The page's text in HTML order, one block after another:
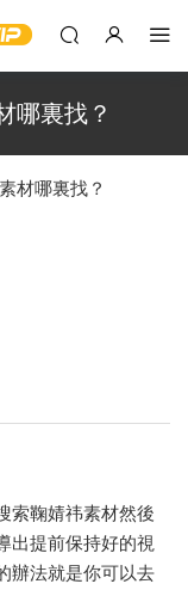
哪裏找？
材哪裏找？
索鞠婧祎素材然後
出提前保持好的視
辦法就是你可以去